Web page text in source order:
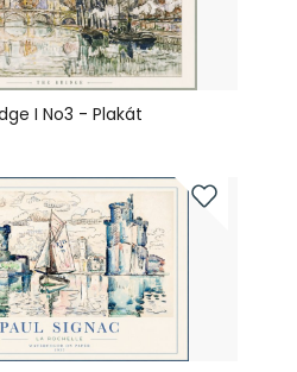
I No3 - Plakát